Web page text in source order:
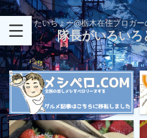
たいちょー@栃木在住ブロガ
隊長がいろいろ